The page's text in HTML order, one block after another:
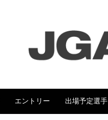
エントリー 出場予定選手